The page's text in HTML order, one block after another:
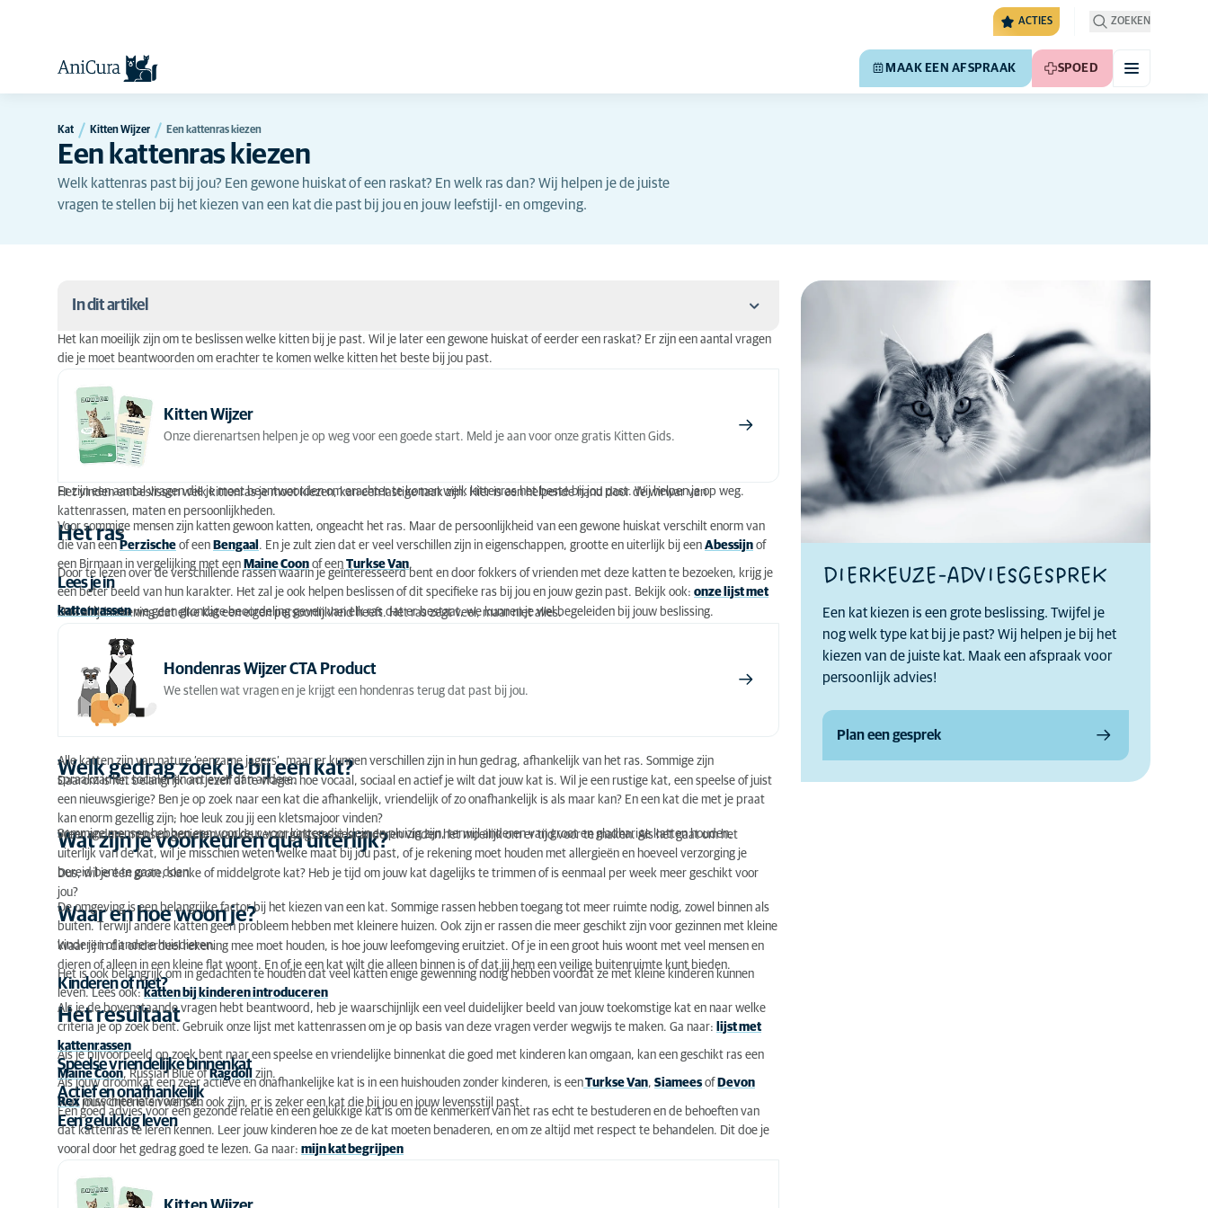
ACTIES ZOEKEN
MAAK EEN AFSPRAAK SPOED
Kat Kitten Wijzer Een kattenras kiezen
Een kattenras kiezen
Welk kattenras past bij jou? Een gewone huiskat of een raskat? En welk ras dan? Wij helpen je de juiste
vragen te stellen bij het kiezen van een kat die past bij jou en jouw leefstijl- en omgeving.
In dit artikel
Het ras
Welk gedrag zoek je bij een kat?
Wat zijn je voorkeuren qua uiterlijk?
Waar en hoe woon je?
Het resultaat
Het kan moeilijk zijn om te beslissen welke kitten bij je past. Wil je later een gewone huiskat of eerder een raskat? Er zijn een aantal vragen
die je moet beantwoorden om erachter te komen welke kitten het beste bij jou past.
Kitten Wijzer
Onze dierenartsen helpen je op weg voor een goede start. Meld je aan voor onze gratis Kitten Gids.
Er zijn een aantal vragen die je moet beantwoorden om erachter te komen welk kittenras het beste bij jou past. Wij helpen je op weg.
Het vinden en beslissen welk kittenras je moet kiezen, kan een lastige taak zijn. Hier is een helpende hand door de wirwar van
kattenrassen, maten en persoonlijkheden.
Het ras
Voor sommige mensen zijn katten gewoon katten, ongeacht het ras. Maar de persoonlijkheid van een gewone huiskat verschilt enorm van
die van een Perzische of een Bengaal . En je zult zien dat er veel verschillen zijn in eigenschappen, grootte en uiterlijk bij een Abessijn of
een Birmaan in vergelijking met een Maine Coon of een Turkse Van.
Lees je in
Door te lezen over de verschillende rassen waarin je geïnteresseerd bent en door fokkers of vrienden met deze katten te bezoeken, krijg je
een beter beeld van hun karakter. Het zal je ook helpen beslissen of dit specifieke ras bij jou en jouw gezin past. Bekijk ook: onze lijst met
kattenrassen
Ook al kunnen we geen grondige beoordeling geven van elk ras dat er bestaat, we kunnen je wel begeleiden bij jouw beslissing.
Hou altijd rekening dat elke kat een eigen persoonlijkheid heeft. Het ras zegt veel, maar niet alles.
Hondenras Wijzer CTA Product
We stellen wat vragen en je krijgt een hondenras terug dat past bij jou.
Welk gedrag zoek je bij een kat?
Alle katten zijn van nature ‘eenzame jagers’, maar er kunnen verschillen zijn in hun gedrag, afhankelijk van het ras. Sommige zijn
spraakzamer, socialer en actiever dan andere.
Daarom is het belangrijk om jezelf af te vragen hoe vocaal, sociaal en actief je wilt dat jouw kat is. Wil je een rustige kat, een speelse of juist
een nieuwsgierige? Ben je op zoek naar een kat die afhankelijk, vriendelijk of zo onafhankelijk is als maar kan? En een kat die met je praat
kan enorm gezellig zijn; hoe leuk zou jij een kletsmajoor vinden?
Wat zijn je voorkeuren qua uiterlijk?
Sommige mensen hebben een voorkeur voor katten die klein en pluizig zijn, terwijl anderen van groot en gladharige katten houden.
Weer andere mensen genieten van de verzorgingssessies, anderen vinden het moeilijk om er tijd voor te maken. Als het gaat om het
uiterlijk van de kat, wil je misschien weten welke maat bij jou past, of je rekening moet houden met allergieën en hoeveel verzorging je
bereid bent te gaan doen.
Dus, wil je een grote, slanke of middelgrote kat? Heb je tijd om jouw kat dagelijks te trimmen of is eenmaal per week meer geschikt voor
jou?
Waar en hoe woon je?
De omgeving is een belangrijke factor bij het kiezen van een kat. Sommige rassen hebben toegang tot meer ruimte nodig, zowel binnen als
buiten. Terwijl andere katten geen probleem hebben met kleinere huizen. Ook zijn er rassen die meer geschikt zijn voor gezinnen met kleine
kinderen of andere huisdieren.
Waar jij in dit onderdeel rekening mee moet houden, is hoe jouw leefomgeving eruitziet. Of je in een groot huis woont met veel mensen en
dieren of alleen in een kleine flat woont. En of je een kat wilt die alleen binnen is of dat jij hem een veilige buitenruimte kunt bieden.
Kinderen of niet?
Het is ook belangrijk om in gedachten te houden dat veel katten enige gewenning nodig hebben voordat ze met kleine kinderen kunnen
leven. Lees ook:katten bij kinderen introduceren
Het resultaat
Als je de bovenstaande vragen hebt beantwoord, heb je waarschijnlijk een veel duidelijker beeld van jouw toekomstige kat en naar welke
criteria je op zoek bent. Gebruik onze lijst met kattenrassen om je op basis van deze vragen verder wegwijs te maken. Ga naar: lijst met
kattenrassen
Speelse vriendelijke binnenkat
Als je bijvoorbeeld op zoek bent naar een speelse en vriendelijke binnenkat die goed met kinderen kan omgaan, kan een geschikt ras een
Maine Coon, Russian Blue of Ragdoll zijn.
Actief en onafhankelijk
Als jouw droomkat een zeer actieve en onafhankelijke kat is in een huishouden zonder kinderen, is eenTurkse Van, Siameesof Devon
Rexmisschien iets voor jou.
Wat jouw criteria en wensen ook zijn, er is zeker een kat die bij jou en jouw levensstijl past.
Een gelukkig leven
Een goed advies voor een gezonde relatie en een gelukkige kat is om de kenmerken van het ras echt te bestuderen en de behoeften van
dat kattenras te leren kennen. Leer jouw kinderen hoe ze de kat moeten benaderen, en om ze altijd met respect te behandelen. Dit doe je
vooral door het gedrag goed te lezen. Ga naar: mijn kat begrijpen
DIERKEUZE-ADVIESGESPREK
Een kat kiezen is een grote beslissing. Twijfel je
nog welk type kat bij je past? Wij helpen je bij het
kiezen van de juiste kat. Maak een afspraak voor
persoonlijk advies!
Plan een gesprek